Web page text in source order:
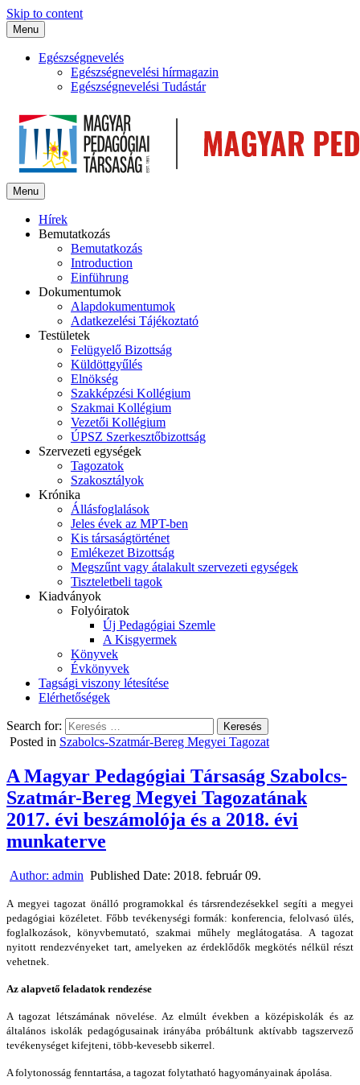
Skip to content
Menu
Egészségnevelés
Egészségnevelési hírmagazin
Egészségnevelési Tudástár
Menu
Hírek
Bemutatkozás
Bemutatkozás
Introduction
Einführung
Dokumentumok
Alapdokumentumok
Adatkezelési Tájékoztató
Testületek
Felügyelő Bizottság
Küldöttgyűlés
Elnökség
Szakképzési Kollégium
Szakmai Kollégium
Vezetői Kollégium
ÚPSZ Szerkesztőbizottság
Szervezeti egységek
Tagozatok
Szakosztályok
Krónika
Állásfoglalások
Jeles évek az MPT-ben
Kis társaságtörténet
Emlékezet Bizottság
Megszűnt vagy átalakult szervezeti egységek
Tiszteletbeli tagok
Kiadványok
Folyóiratok
Új Pedagógiai Szemle
A Kisgyermek
Könyvek
Évkönyvek
Tagsági viszony létesítése
Elérhetőségek
Search for:
Posted in Szabolcs-Szatmár-Bereg Megyei Tagozat
A Magyar Pedagógiai Társaság Szabolcs-
Szatmár-Bereg Megyei Tagozatának
2017. évi beszámolója és a 2018. évi
munkaterve
Author: admin Published Date: 2018. február 09.
A megyei tagozat önálló programokkal és társrendezésekkel segíti a megyei
pedagógiai közéletet. Főbb tevékenységi formák: konferencia, felolvasó ülés,
foglalkozások, könyvbemutató, szakmai műhely meglátogatása. A tagozat
nyitott rendezvényeket tart, amelyeken az érdeklődők megkötés nélkül részt
vehetnek.
Az alapvető feladatok rendezése
A tagozat létszámának növelése. Az elmúlt években a középiskolák és az
általános iskolák pedagógusainak irányába próbáltunk aktívabb tagszervező
tevékenységet kifejteni, több-kevesebb sikerrel.
A folytonosság fenntartása, a tagozat folytatható hagyományainak ápolása.